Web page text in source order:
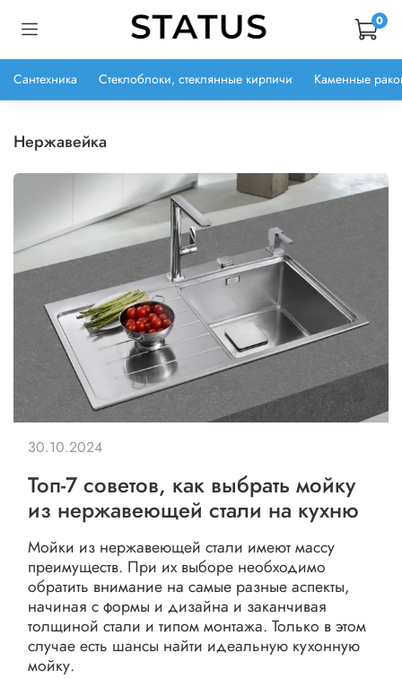
0
Сантехника Стеклоблоки, стеклянные кирпичи Каменные
нержавейка
Топ-7 советов, как выбрать мойку
из нержавеющей стали на кухню
Мойки из нержавеющей стали имеют массу
преимуществ. При их выборе необходимо
обратить внимание на самые разные аспекты,
начиная с формы и дизайна и заканчивая
толщиной стали и типом монтажа. Только в этом
случае есть шансы найти идеальную кухонную
мойку.
30.10.2024